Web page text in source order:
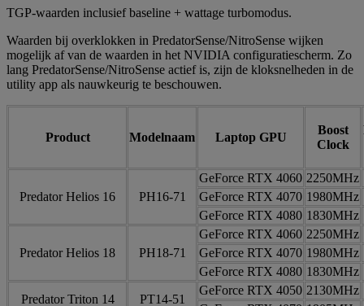
TGP-waarden inclusief baseline + wattage turbomodus.
Waarden bij overklokken in PredatorSense/NitroSense wijken
mogelijk af van de waarden in het NVIDIA configuratiescherm. Zo
lang PredatorSense/NitroSense actief is, zijn de kloksnelheden in de
utility app als nauwkeurig te beschouwen.
Product Modelnaam Laptop GPU
Boost
Clock
Predator Helios 16 PH16-71
GeForce RTX 4060 2250MHz
GeForce RTX 4070 1980MHz
GeForce RTX 4080 1830MHz
Predator Helios 18 PH18-71
GeForce RTX 4060 2250MHz
GeForce RTX 4070 1980MHz
GeForce RTX 4080 1830MHz
Predator Triton 14
PT14-51
GeForce RTX 4050 2130MHz